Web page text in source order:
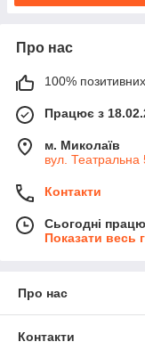
Про нас
100% позитивних
Працює з
м. Миколаїв
вул. Театральна
Контакти
Сьогодні
Показати весь
Про нас
Контакти